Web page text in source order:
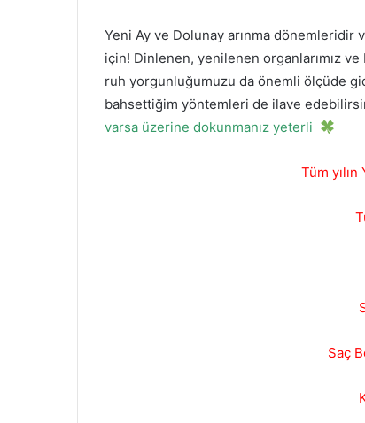
Yeni Ay ve Dolunay arınma
için! Dinlenen, yenilenen organlarımız
ruh yorgunluğumuzu da önemli ölçüde
bahsettiğim yöntemleri de ilave
varsa üzerine dokunmanız yeterli
Tüm
Saç